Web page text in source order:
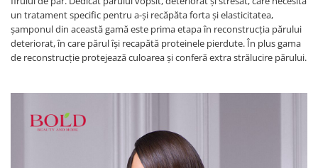
un tratament specific pentru a-și recăpăta forta și elasticitatea,
șamponul din această gamă este prima etapa în reconstrucția părului
deteriorat, în care părul își recapătă proteinele pierdute. În plus gama
de reconstrucție protejează culoarea și conferă extra strălucire părului.